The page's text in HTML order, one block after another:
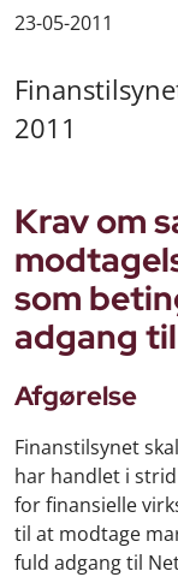
23-05-2011
2011
Krav om
som
adgang
Afgørelse
Finanstilsynet
har handlet i
for finansielle
til at modtage
fuld adgang til